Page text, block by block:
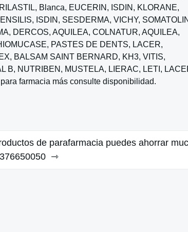
Blanca, EUCERIN, ISDIN, KLORANE,
ISDIN, SESDERMA, VICHY,
DERCOS, AQUILEA, COLNATUR, AQUILEA,
PASTES DE DENTS, LACER,
BALSAM SAINT BERNARD, KH3, VITIS,
B, NUTRIBEN, MUSTELA, LIERAC, LETI,
farmacia más consulte disponibilidad.
de parafarmacia puedes ahorrar